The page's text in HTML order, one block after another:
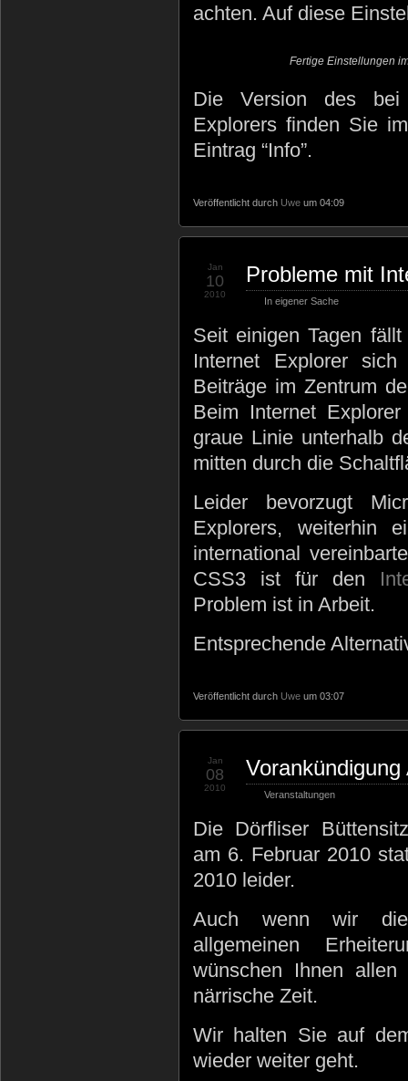
achten. Auf diese
Fertige Einstellungen
Die Version des bei
Explorers finden Sie
Eintrag “Info”.
Veröffentlicht durch Uwe um 04:09
Probleme mit
In eigener Sache
Jan
10
2010
Seit einigen Tagen
Internet Explorer
Beiträge im Zentrum
Beim Internet
graue Linie unterhalb
mitten durch die
Leider bevorzugt
Explorers, weiterhin
international
CSS3 ist für den
Problem ist in Arbeit.
Entsprechende
Veröffentlicht durch Uwe um 03:07
Veranstaltungen
Jan
08
2010
Die Dörfliser
am 6. Februar 2010
2010 leider.
Auch wenn wir
allgemeinen
wünschen Ihnen
närrische Zeit.
Wir halten Sie auf
wieder weiter geht.